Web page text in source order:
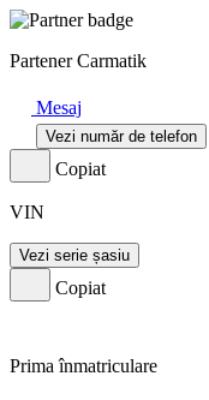
Partener Carmatik
Mesaj
Vezi număr de telefon
Copiat
VIN
Vezi serie șasiu
Copiat
Prima înmatriculare